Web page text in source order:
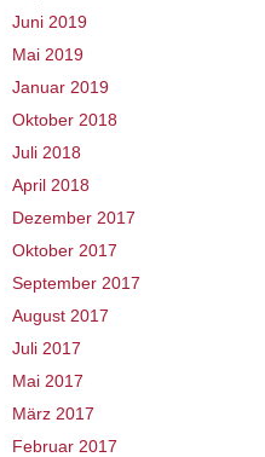
Juni 2019
Mai 2019
Januar 2019
Oktober 2018
Juli 2018
April 2018
Dezember 2017
Oktober 2017
September 2017
August 2017
Juli 2017
Mai 2017
März 2017
Februar 2017